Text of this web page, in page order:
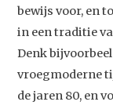
bewijs voor, en
in een traditie
Denk
vroegmoderne
de jaren 80, en